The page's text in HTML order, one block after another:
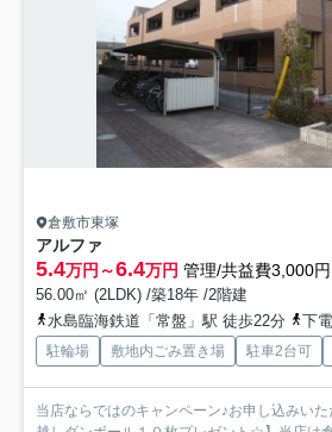
倉敷市東塚
アルファ
5.4万円～6.4万円 管理/共益費3,000円
56.00㎡ (2LDK) /築18年 /2階建
水島臨海鉄道「常盤」駅 徒歩22分
下電バ
駐輪場 敷地内ごみ置き場 駐車2台可
当店ならではのキャンペーン♪お申し込みいた